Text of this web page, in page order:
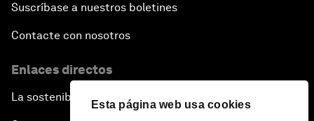
Esta página web usa cookies
Suscríbase a nuestros boletines
Contacte con nosotros
Enlaces directos
La sostenibilidad en el Foro